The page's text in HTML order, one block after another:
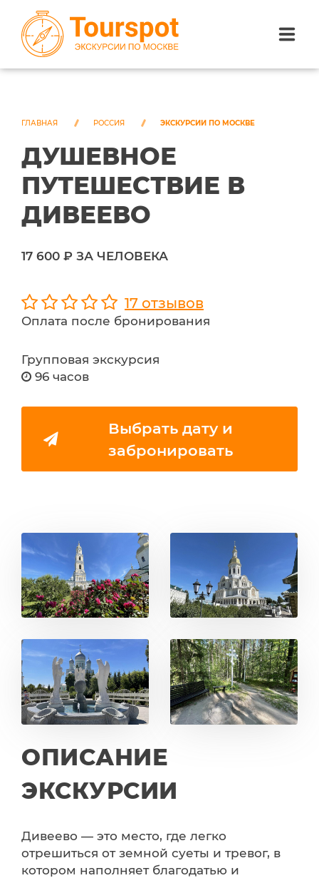
ЭКСКУРСИИ ПО МОСКВЕ
ЭКСКУРСИИ ПО СОЧИ
О НАС
ГЛАВНАЯ РОССИЯ ЭКСКУРСИИ ПО МОСКВЕ
ДУШЕВНОЕ
ПУТЕШЕСТВИЕ В
ДИВЕЕВО
17 600 ₽ ЗА ЧЕЛОВЕКА
17 отзывов
Оплата после бронирования
Групповая экскурсия
96 часов
Выбрать дату и
забронировать
ОПИСАНИЕ
ЭКСКУРСИИ
Дивеево — это место, где легко
отрешиться от земной суеты и тревог, в
котором наполняет благодатью и